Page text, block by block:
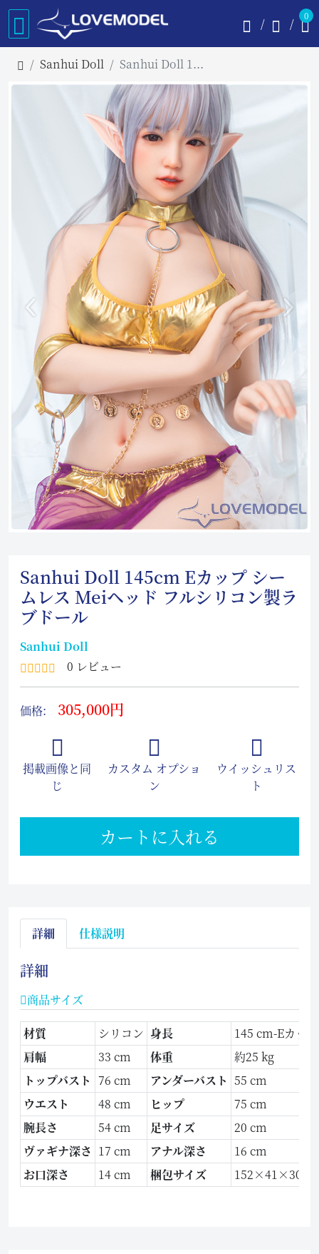
0
Sanhui Doll Sanhui Doll 145cm Eカップ Meiヘッド フルシリコン製ラブドール
Sanhui Doll 145cm Eカップ シー
ムレス Meiヘッド フルシリコン製ラ
ブドール
Sanhui Doll
0 レビュー
価格: 305,000円
掲載画像と同
じ
カスタム オプショ
ン
ウイッシュリス
ト
カートに入れる
詳細 仕様説明
詳細
商品サイズ
材質 シリコン 身長
145 cm-Eカッ
肩幅
33 cm 体重
約25 kg
トップバスト 76 cm アンダーバスト 55 cm
ウエスト
48 cm ヒップ
75 cm
腕長さ
54 cm 足サイズ
20 cm
ヴァギナ深さ 17 cm アナル深さ
16 cm
お口深さ
14 cm 梱包サイズ 152×41×30